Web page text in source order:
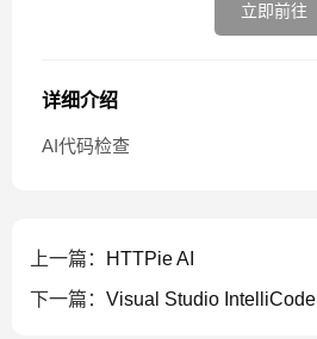
立即前往
详细介绍
AI代码检查
上一篇：
HTTPie AI
下一篇： Visual Studio IntelliCode